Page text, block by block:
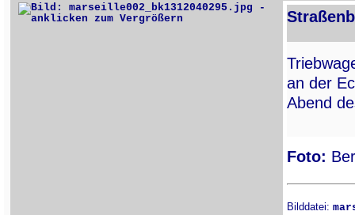
an der
Abend
Foto:
Bilddatei: